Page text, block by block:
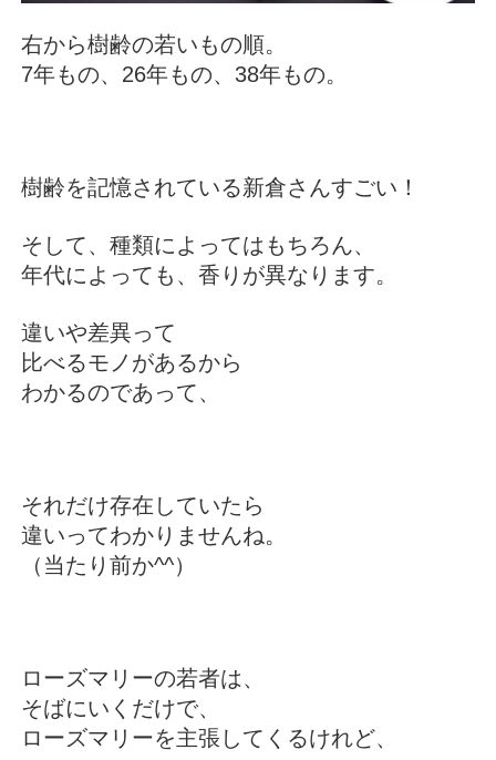
右から樹齢の若いもの順。
7年もの、26年もの、38年もの。
樹齢を記憶されている新倉さんすごい！
そして、種類によってはもちろん、
年代によっても、香りが異なります。
違いや差異って
比べるモノがあるから
わかるのであって、
それだけ存在していたら
違いってわかりませんね。
（当たり前か^^）
ローズマリーの若者は、
そばにいくだけで、
ローズマリーを主張してくるけれど、